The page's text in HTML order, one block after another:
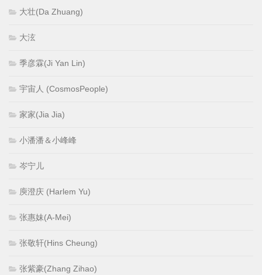
大壮(Da Zhuang)
大泫
季彦霖(Ji Yan Lin)
宇宙人 (CosmosPeople)
家家(Jia Jia)
小潘潘＆小峰峰
岑宁儿
庾澄庆 (Harlem Yu)
张惠妹(A-Mei)
张敬轩(Hins Cheung)
张紫豪(Zhang Zihao)